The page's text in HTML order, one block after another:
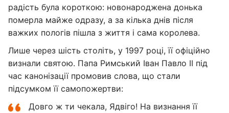
радість була короткою: новонароджена донька
померла майже одразу, а за кілька днів після
важких пологів пішла з життя і сама королева.
Лише через шість століть, у 1997 році, її офіційно
визнали святою. Папа Римський Іван Павло II під
час канонізації промовив слова, що стали
підсумком її самопожертви:
Довго ж ти чекала, Ядвіго! На визнання її